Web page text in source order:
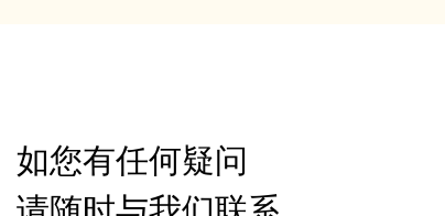
如您有任何疑问